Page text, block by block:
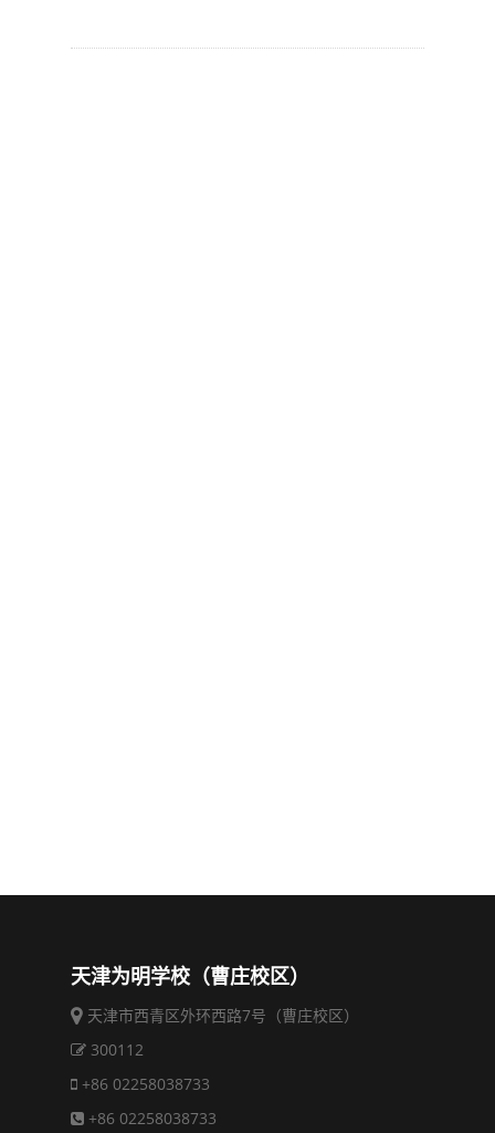
天津为明学校（曹庄校区）
天津市西青区外环西路7号（曹庄校区）
300112
+86 02258038733
+86 02258038733